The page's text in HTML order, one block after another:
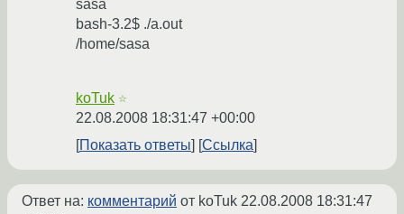
sasa
bash-3.2$ ./a.out
/home/sasa
koTuk ☆
22.08.2008 18:31:47 +00:00
Показать ответы
Ссылка
Ответ на: комментарий от koTuk 22.08.2008 18:31:47